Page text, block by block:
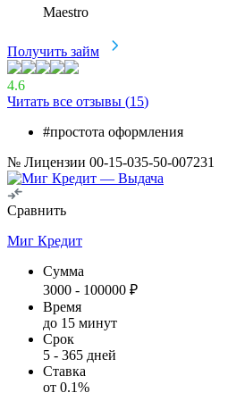
Maestro
Получить займ
4.6
Читать все отзывы (15)
#простота оформления
№ Лицензии 00-15-035-50-007231
Сравнить
Миг Кредит
Сумма
3000 - 100000 ₽
Время
до 15 минут
Срок
5 - 365 дней
Ставка
от 0.1%